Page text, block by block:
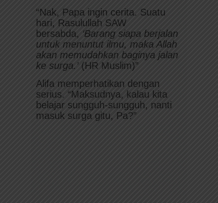
“Nak, Papa ingin cerita. Suatu
hari, Rasulullah SAW
bersabda, ‘Barang siapa berjalan
untuk menuntut ilmu, maka Allah
akan memudahkan baginya jalan
ke surga.’ (HR Muslim)”
Alifa memperhatikan dengan
serius. “Maksudnya, kalau kita
belajar sungguh-sungguh, nanti
masuk surga gitu, Pa?”